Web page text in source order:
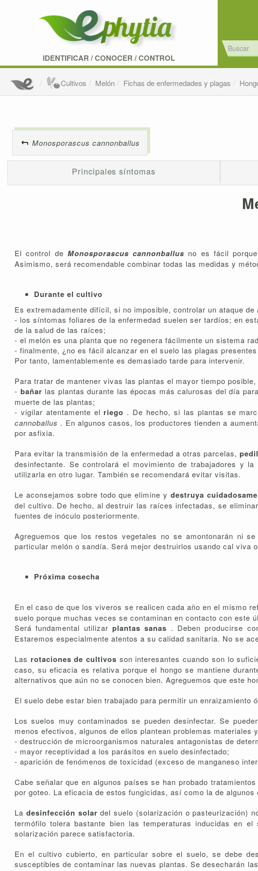
IDENTIFICAR /CONOCER /CONTROL
Cultivos Melón Fichas de enfermedades y plagas
Monosporascus cannonballus
Principales síntomas
El control de Monosporascus cannonballus no es fácil
Asimismo, será recomendable combinar todas las medidas y
Durante el cultivo
Es extremadamente difícil, si no imposible, controlar un ataque de
- los síntomas foliares de la enfermedad suelen ser tardíos; en
de la salud de las raíces;
- el melón es una planta que no regenera fácilmente un sistema
- finalmente, ¿no es fácil alcanzar en el suelo las plagas
Por tanto, lamentablemente es demasiado tarde para intervenir.
Para tratar de mantener vivas las plantas el mayor tiempo posible,
- bañar las plantas durante las épocas más calurosas del día
muerte de las plantas;
- vigilar atentamente el riego . De hecho, si las plantas se
cannoballus . En algunos casos, los productores tienden a
por asfixia.
Para evitar la transmisión de la enfermedad a otras parcelas,
desinfectante. Se controlará el movimiento de trabajadores y
utilizarla en otro lugar. También se recomendará evitar visitas.
Le aconsejamos sobre todo que elimine ydestruya
del cultivo. De hecho, al destruir las raíces infectadas, se
fuentes de inóculo posteriormente.
Agreguemos que los restos vegetales no se amontonarán ni
particular melón o sandía. Será mejor destruirlos usando cal viva
Próxima cosecha
En el caso de que los viveros se realicen cada año en el mismo
suelo porque muchas veces se contaminan en contacto con
Será fundamental utilizar plantas sanas . Deben producirse
Estaremos especialmente atentos a su calidad sanitaria. No se
Las rotaciones de cultivos son interesantes cuando son lo
caso, su eficacia es relativa porque el hongo se mantiene
alternativos que aún no se conocen bien. Agreguemos que este
El suelo debe estar bien trabajado para permitir un enraizamiento
Los suelos muy contaminados se pueden desinfectar. Se
menos efectivos, algunos de ellos plantean problemas materiales
- destrucción de microorganismos naturales antagonistas de
- mayor receptividad a los parásitos en suelo desinfectado;
- aparición de fenómenos de toxicidad (exceso de manganeso
Cabe señalar que en algunos países se han probado
por goteo. La eficacia de estos fungicidas, así como la de
La desinfección solardel suelo (solarización o pasteurización)
termófilo tolera bastante bien las temperaturas inducidas en
solarización parece satisfactoria.
En el cultivo cubierto, en particular sobre el suelo, se debe
susceptibles de contaminar las nuevas plantas. Se desecharán